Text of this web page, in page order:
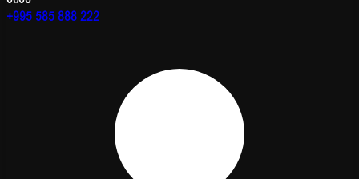
+995 585 888 222